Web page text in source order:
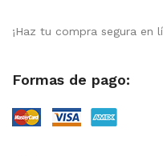
¡Haz tu compra segura en
Formas de pago: